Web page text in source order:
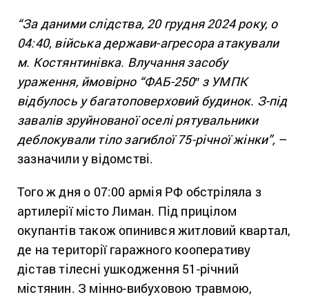
“За даними слідства, 20 грудня 2024 року, о
04:40, війська держави-агресора атакували
м. Костянтинівка. Влучання засобу
ураження, ймовірно “ФАБ-250″ з УМПК
відбулось у багатоповерховий будинок. З-під
завалів зруйнованої оселі рятувальники
деблокували тіло загиблої 75-річної жінки”, –
зазначили у відомстві.
Того ж дня о 07:00 армія РФ обстріляла з
артилерії місто Лиман. Під прицілом
окупантів також опинився житловий квартал,
де на території гаражного кооперативу
дістав тілесні ушкодження 51-річний
містянин. З мінно-вибуховою травмою,